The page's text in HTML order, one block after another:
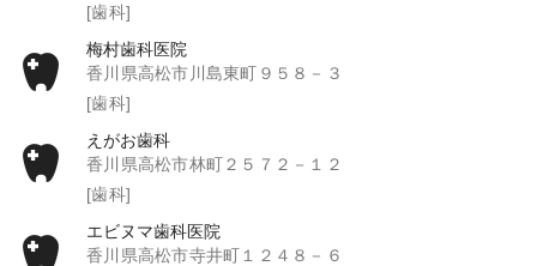
[歯科]
梅村歯科医院
香川県高松市川島東町９５８－３
[歯科]
えがお歯科
香川県高松市林町２５７２－１２
[歯科]
エビヌマ歯科医院
香川県高松市寺井町１２４８－６